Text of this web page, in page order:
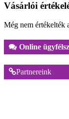
Vásárlói
Még nem értékelték
Online
Partnereink